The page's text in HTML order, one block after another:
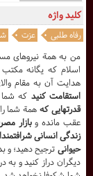
من به همة نیروهای
اسلام که یگانه مکتب
هدایت آن به مقام
استقامت کنید که
قدرتهایی که همة شما
عقب مانده وبازار
زندگی انسانی
حیوانی ترجیح دهید؛ و
دیگران دراز کنید و به
کلید واژه
رفاه طلبی عزت